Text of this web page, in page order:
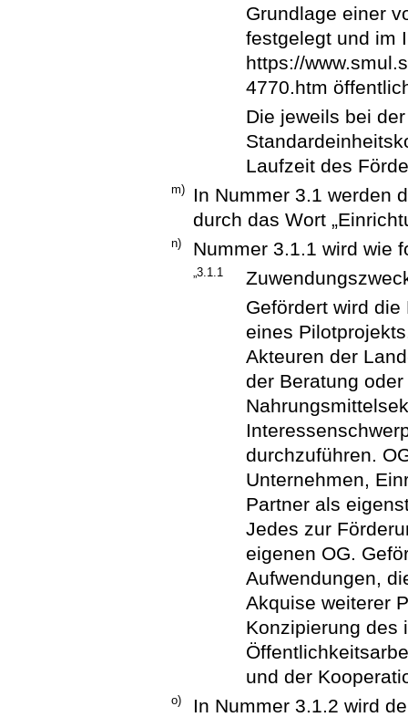
Grundlage einer
festgelegt und im
https://
4770.htm
Die jeweils bei
Laufzeit des
m)
In Nummer 3.1 werden
durch das Wort
n) Nummer 3.1.1 wird wie
„3.1.1
Gefördert wird
eines
Akteuren der
der Beratung
durchzuführen.
Unternehmen,
Partner als
Jedes zur
eigenen OG.
Aufwendungen,
Akquise weiterer
Konzipierung des
und der
o)
In Nummer 3.1.2 wird